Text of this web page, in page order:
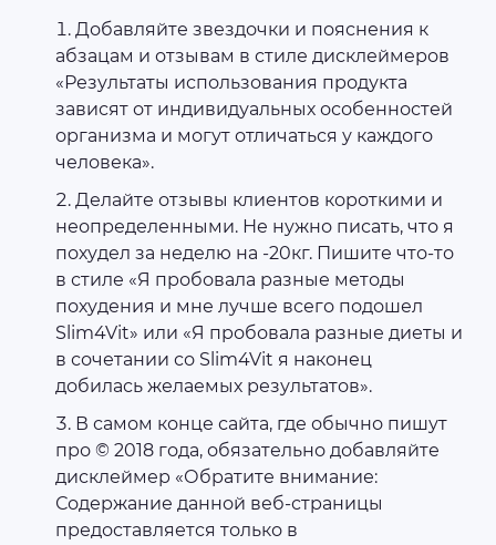
Добавляйте звездочки и пояснения к
абзацам и отзывам в стиле дисклеймеров
«Результаты использования продукта
зависят от индивидуальных особенностей
организма и могут отличаться у каждого
человека».
Делайте отзывы клиентов короткими и
неопределенными. Не нужно писать, что я
похудел за неделю на -20кг. Пишите что-то
в стиле «Я пробовала разные методы
похудения и мне лучше всего подошел
Slim4Vit» или «Я пробовала разные диеты и
в сочетании со Slim4Vit я наконец
добилась желаемых результатов».
В самом конце сайта, где обычно пишут
про © 2018 года, обязательно добавляйте
дисклеймер «Обратите внимание:
Содержание данной веб-страницы
предоставляется только в